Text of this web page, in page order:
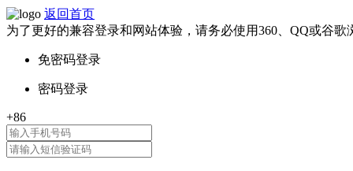
返回首页
为了更好的兼容登录和网站体验，请务必使用360、QQ或谷歌